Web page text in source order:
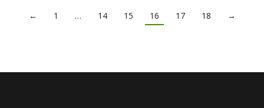
← 1 … 14 15 16 17 18 →